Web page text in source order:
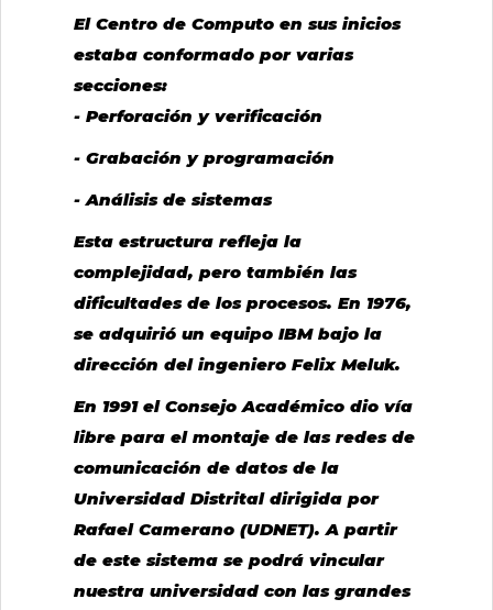
El Centro de Computo en sus inicios
estaba conformado por varias
secciones:
- Perforación y verificación
- Grabación y programación
- Análisis de sistemas
Esta estructura refleja la
complejidad, pero también las
dificultades de los procesos. En 1976,
se adquirió un equipo IBM bajo la
dirección del ingeniero Felix Meluk.
En 1991 el Consejo Académico dio vía
libre para el montaje de las redes de
comunicación de datos de la
Universidad Distrital dirigida por
Rafael Camerano (UDNET). A partir
de este sistema se podrá vincular
nuestra universidad con las grandes